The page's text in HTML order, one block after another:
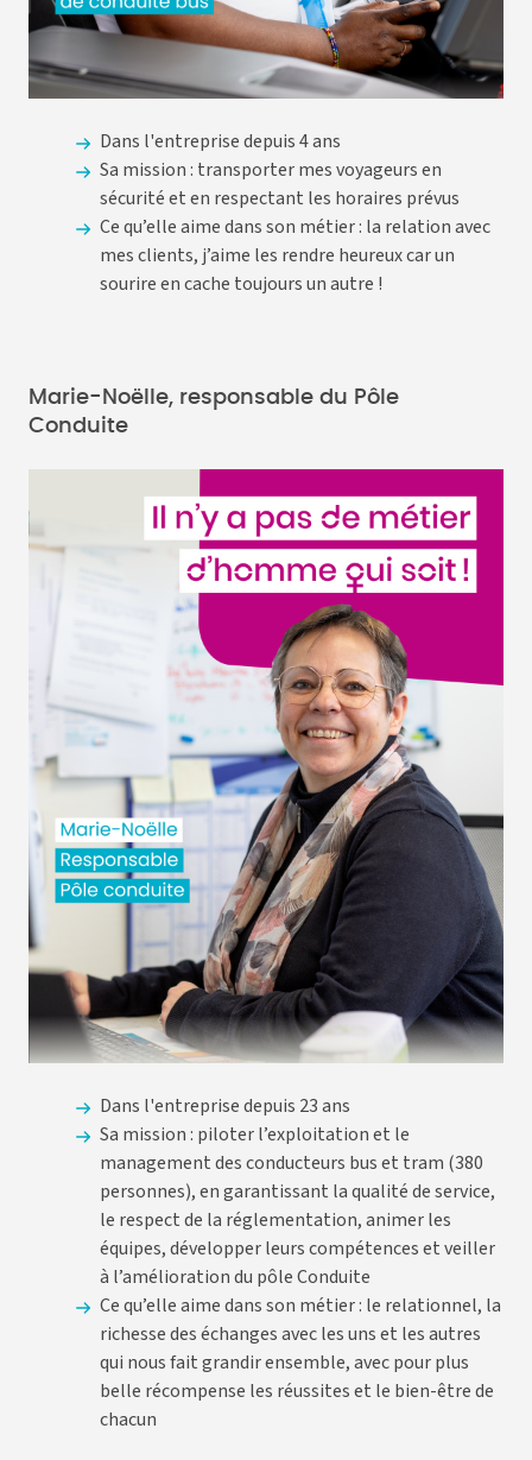
Dans l'entreprise depuis 4 ans
Sa mission : transporter mes voyageurs en
sécurité et en respectant les horaires prévus
Ce qu’elle aime dans son métier : la relation avec
mes clients, j’aime les rendre heureux car un
sourire en cache toujours un autre !
Marie-Noëlle, responsable du Pôle
Conduite
Dans l'entreprise depuis 23 ans
Sa mission : piloter l’exploitation et le
management des conducteurs bus et tram (380
personnes), en garantissant la qualité de service,
le respect de la réglementation, animer les
équipes, développer leurs compétences et veiller
à l’amélioration du pôle Conduite
Ce qu’elle aime dans son métier : le relationnel, la
richesse des échanges avec les uns et les autres
qui nous fait grandir ensemble, avec pour plus
belle récompense les réussites et le bien-être de
chacun